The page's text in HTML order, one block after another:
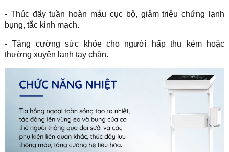
- Thúc đẩy tuần hoàn máu cục bộ, giảm triệu chứng lạnh
bụng, tắc kinh mạch.
- Tăng cường sức khỏe cho người hấp thu kém hoặc
thường xuyên lạnh tay chân.